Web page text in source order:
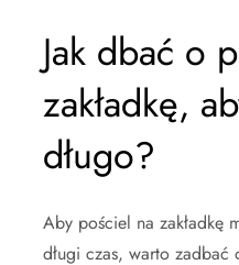
Jak dbać o
zakładkę,
długo?
Aby pościel na zakładkę
długi czas, warto